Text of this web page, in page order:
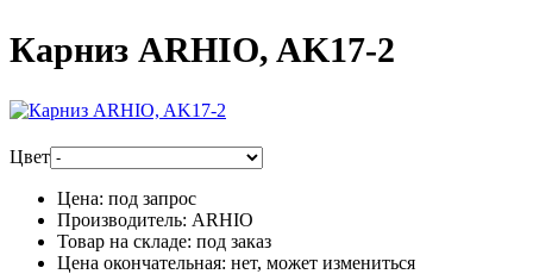
Карниз ARHIO, AK17-2
Цвет
Цена: под запрос
Производитель: ARHIO
Товар на складе: под заказ
Цена окончательная: нет, может измениться